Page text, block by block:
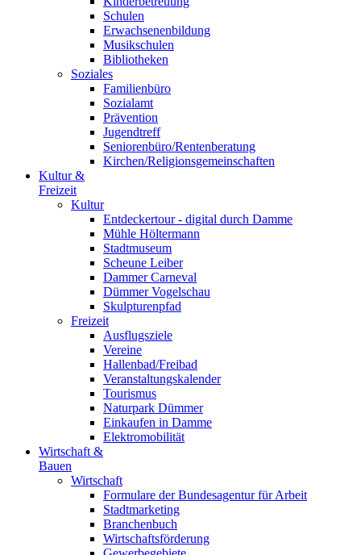
Schulen
Erwachsenenbildung
Musikschulen
Bibliotheken
Soziales
Familienbüro
Sozialamt
Prävention
Jugendtreff
Seniorenbüro/Rentenberatung
Kirchen/Religionsgemeinschaften
Kultur &
Freizeit
Kultur
Entdeckertour - digital durch Damme
Mühle Höltermann
Stadtmuseum
Scheune Leiber
Dammer Carneval
Dümmer Vogelschau
Skulpturenpfad
Freizeit
Ausflugsziele
Vereine
Hallenbad/Freibad
Veranstaltungskalender
Tourismus
Naturpark Dümmer
Einkaufen in Damme
Elektromobilität
Wirtschaft &
Bauen
Wirtschaft
Formulare der Bundesagentur für Arbeit
Stadtmarketing
Branchenbuch
Wirtschaftsförderung